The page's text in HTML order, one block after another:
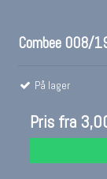
Combee 008/
På lager
Pris fra